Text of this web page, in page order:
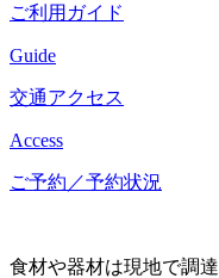
ご利用ガイド
Guide
交通アクセス
Access
ご予約／予約状況
食材や器材は現地で調達